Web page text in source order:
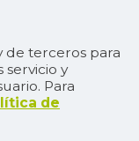
de terceros para
servicio y
Para
de